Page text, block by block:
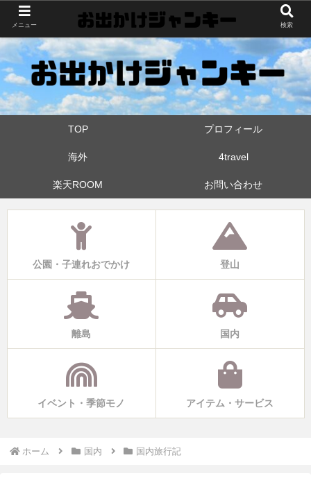
世界中・日本中を旅したおでかけ狂なパパが埼玉県と近県の公園やお出かけス
ポットを攻めています！たまに登山も
TOP プロフィール
海外 4travel
楽天ROOM お問い合わせ
公園・子連れおでかけ 登山
離島 国内
イベント・季節モノ アイテム・サービス
ホーム 国内 国内旅行記
メニュー 検索